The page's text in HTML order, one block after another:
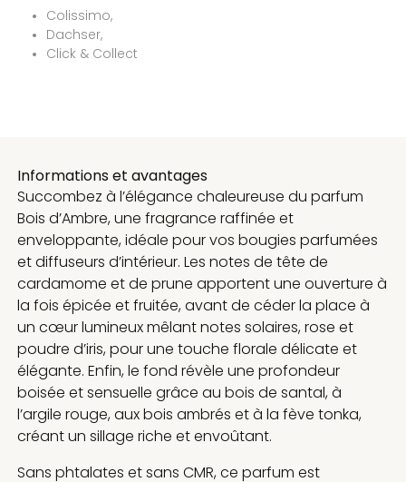
Colissimo,
Dachser,
Click & Collect
Informations et avantages
Succombez à l’élégance chaleureuse du parfum
Bois d’Ambre, une fragrance raffinée et
enveloppante, idéale pour vos bougies parfumées
et diffuseurs d’intérieur. Les notes de tête de
cardamome et de prune apportent une ouverture à
la fois épicée et fruitée, avant de céder la place à
un cœur lumineux mêlant notes solaires, rose et
poudre d’iris, pour une touche florale délicate et
élégante. Enfin, le fond révèle une profondeur
boisée et sensuelle grâce au bois de santal, à
l’argile rouge, aux bois ambrés et à la fève tonka,
créant un sillage riche et envoûtant.
Sans phtalates et sans CMR, ce parfum est